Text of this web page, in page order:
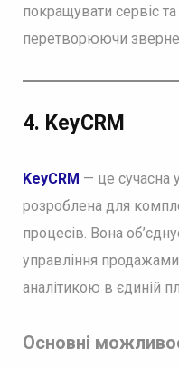
покращувати сервіс
перетворюючи
4. KeyCRM
KeyCRM — це сучасна
розроблена для
процесів. Вона
управління
аналітикою в єдиній
Основні